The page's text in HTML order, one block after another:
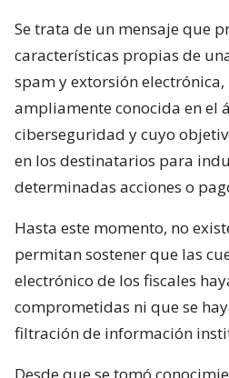
Se trata de un mensaje que
características propias de
spam y extorsión
ampliamente conocida en el
ciberseguridad y cuyo
en los destinatarios para
determinadas acciones o
Hasta este momento, no
permitan sostener que las
electrónico de los fiscales
comprometidas ni que se
filtración de información